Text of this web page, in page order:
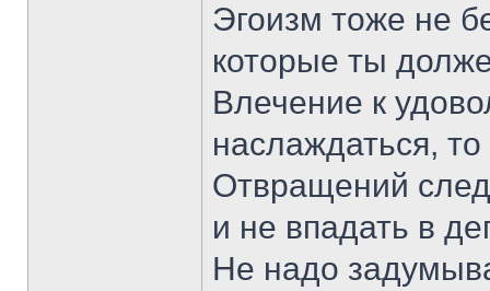
Эгоизм тоже не
которые ты
Влечение к
наслаждаться,
Отвращений
и не впадать в
Не надо